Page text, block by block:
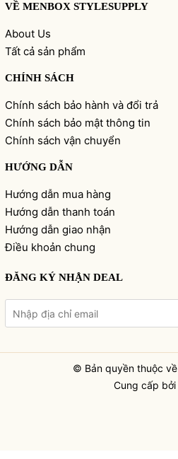
VỀ MENBOX STYLESUPPLY
About Us
Tất cả sản phẩm
CHÍNH SÁCH
Chính sách bảo hành và đổi trả
Chính sách bảo mật thông tin
Chính sách vận chuyển
HƯỚNG DẪN
Hướng dẫn mua hàng
Hướng dẫn thanh toán
Hướng dẫn giao nhận
Điều khoản chung
ĐĂNG KÝ NHẬN DEAL
© Bản quyền thuộc về
Cung cấp bởi